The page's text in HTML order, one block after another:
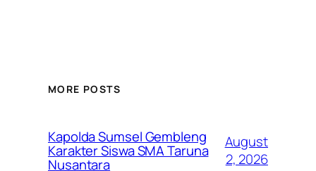
MORE POSTS
Kapolda Sumsel Gembleng
Karakter Siswa SMA Taruna
Nusantara
August
2, 2026